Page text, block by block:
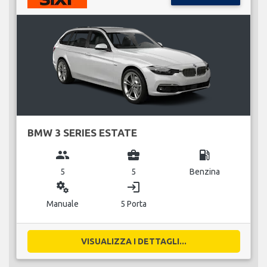
BMW 3 SERIES ESTATE
group
5
business_center
5
local_gas_station
Benzina
miscellaneous_services
Manuale
login
5 Porta
VISUALIZZA I DETTAGLI...